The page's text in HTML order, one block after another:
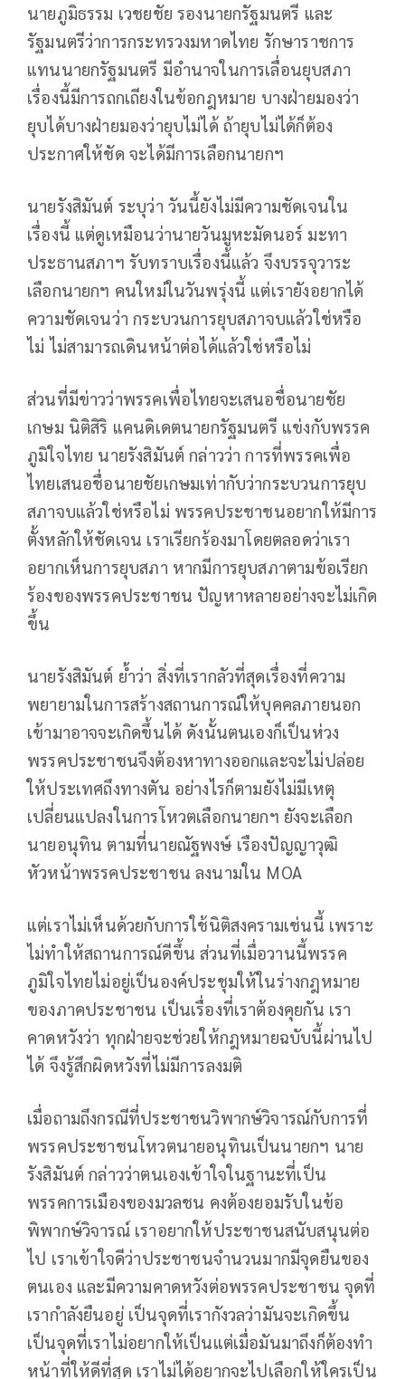
นายภูมิธรรม เวชยชัย รองนายกรัฐมนตรี และ
รัฐมนตรีว่าการกระทรวงมหาดไทย รักษาราชการ
แทนนายกรัฐมนตรี มีอำนาจในการเลื่อนยุบสภา
เรื่องนี้มีการถกเถียงในข้อกฎหมาย บางฝ่ายมองว่า
ยุบได้บางฝ่ายมองว่ายุบไม่ได้ ถ้ายุบไม่ได้ก็ต้อง
ประกาศให้ชัด จะได้มีการเลือกนายกฯ
นายรังสิมันต์ ระบุว่า วันนี้ยังไม่มีความชัดเจนใน
เรื่องนี้ แต่ดูเหมือนว่านายวันมูหะมัดนอร์ มะทา
ประธานสภาฯ รับทราบเรื่องนี้แล้ว จึงบรรจุวาระ
เลือกนายกฯ คนใหม่ในวันพรุ่งนี้ แต่เรายังอยากได้
ความชัดเจนว่า กระบวนการยุบสภาจบแล้วใช่หรือ
ไม่ ไม่สามารถเดินหน้าต่อได้แล้วใช่หรือไม่
ส่วนที่มีข่าวว่าพรรคเพื่อไทยจะเสนอชื่อนายชัย
เกษม นิติสิริ แคนดิเดตนายกรัฐมนตรี แข่งกับพรรค
ภูมิใจไทย นายรังสิมันต์ กล่าวว่า การที่พรรคเพื่อ
ไทยเสนอชื่อนายชัยเกษมเท่ากับว่ากระบวนการยุบ
สภาจบแล้วใช่หรือไม่ พรรคประชาชนอยากให้มีการ
ตั้งหลักให้ชัดเจน เราเรียกร้องมาโดยตลอดว่าเรา
อยากเห็นการยุบสภา หากมีการยุบสภาตามข้อเรียก
ร้องของพรรคประชาชน ปัญหาหลายอย่างจะไม่เกิด
ขึ้น
นายรังสิมันต์ ย้ำว่า สิ่งที่เรากลัวที่สุดเรื่องที่ความ
พยายามในการสร้างสถานการณ์ให้บุคคลภายนอก
เข้ามาอาจจะเกิดขึ้นได้ ดังนั้นตนเองก็เป็นห่วง
พรรคประชาชนจึงต้องหาทางออกและจะไม่ปล่อย
ให้ประเทศถึงทางตัน อย่างไรก็ตามยังไม่มีเหตุ
เปลี่ยนแปลงในการโหวตเลือกนายกฯ ยังจะเลือก
นายอนุทิน ตามที่นายณัฐพงษ์ เรืองปัญญาวุฒิ
หัวหน้าพรรคประชาชน ลงนามใน MOA
แต่เราไม่เห็นด้วยกับการใช้นิติสงครามเช่นนี้ เพราะ
ไม่ทำให้สถานการณ์ดีขึ้น ส่วนที่เมื่อวานนี้พรรค
ภูมิใจไทยไม่อยู่เป็นองค์ประชุมให้ในร่างกฎหมาย
ของภาคประชาชน เป็นเรื่องที่เราต้องคุยกัน เรา
คาดหวังว่า ทุกฝ่ายจะช่วยให้กฎหมายฉบับนี้ผ่านไป
ได้ จึงรู้สึกผิดหวังที่ไม่มีการลงมติ
เมื่อถามถึงกรณีที่ประชาชนวิพากษ์วิจารณ์กับการที่
พรรคประชาชนโหวตนายอนุทินเป็นนายกฯ นาย
รังสิมันต์ กล่าวว่าตนเองเข้าใจในฐานะที่เป็น
พรรคการเมืองของมวลชน คงต้องยอมรับในข้อ
พิพากษ์วิจารณ์ เราอยากให้ประชาชนสนับสนุนต่อ
ไป เราเข้าใจดีว่าประชาชนจำนวนมากมีจุดยืนของ
ตนเอง และมีความคาดหวังต่อพรรคประชาชน จุดที่
เรากำลังยืนอยู่ เป็นจุดที่เรากังวลว่ามันจะเกิดขึ้น
เป็นจุดที่เราไม่อยากให้เป็นแต่เมื่อมันมาถึงก็ต้องทำ
หน้าที่ให้ดีที่สุด เราไม่ได้อยากจะไปเลือกให้ใครเป็น